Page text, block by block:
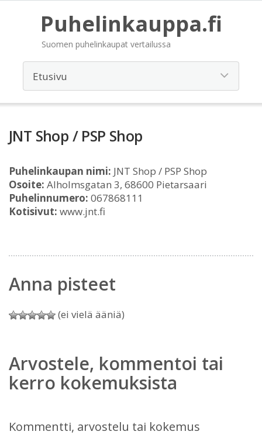
Puhelinkauppa.fi
Suomen puhelinkaupat vertailussa
JNT Shop / PSP Shop
Puhelinkaupan nimi: JNT Shop / PSP Shop
Osoite: Alholmsgatan 3, 68600 Pietarsaari
Puhelinnumero: 067868111
Kotisivut: www.jnt.fi
Anna pisteet
(ei vielä ääniä)
Arvostele, kommentoi tai
kerro kokemuksista
Kommentti, arvostelu tai kokemus